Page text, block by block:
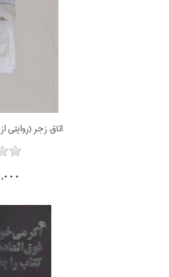
اتاق زجر (روايتي